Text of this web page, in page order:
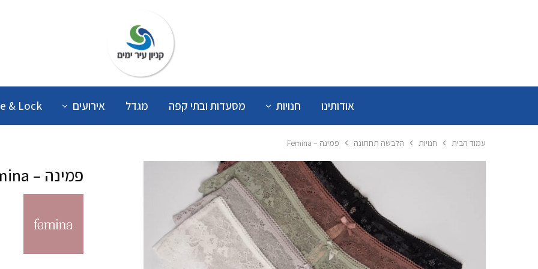
קניון
עיר
ימים
אודותינו חנויות מסעדות ובתי קפה מגדל אירועים & Lock
עמוד הבית חנויות הלבשה תחתונה פמינה – Femina
פמינה – Femina